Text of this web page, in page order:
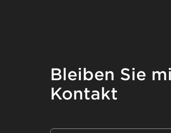
Bleiben Sie
Kontakt